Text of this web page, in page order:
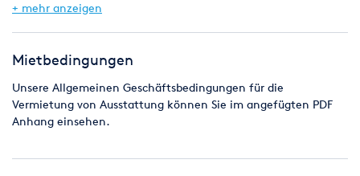
zum Design passende Barhocker in unserem Fundus
verfügbar
Technische Informationen
Abmessung 60 x 60 x 105 cm (B/T/H)
weißer Korpus, Oberfläche weiß
Front Stadur weiß, Oberfläche 4c Digitaldruck auf sk Folie,
schmale geklebte Kanten
+ mehr anzeigen
Mietbedingungen
Unsere Allgemeinen Geschäftsbedingungen für die
Vermietung von Ausstattung können Sie im angefügten PDF
Anhang einsehen.